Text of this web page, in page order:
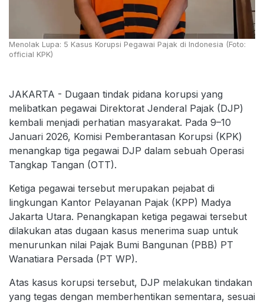
Menolak Lupa: 5 Kasus Korupsi Pegawai Pajak di Indonesia (Foto:
official KPK)
JAKARTA - Dugaan tindak pidana korupsi yang
melibatkan pegawai Direktorat Jenderal Pajak (DJP)
kembali menjadi perhatian masyarakat. Pada 9–10
Januari 2026, Komisi Pemberantasan Korupsi (KPK)
menangkap tiga pegawai DJP dalam sebuah Operasi
Tangkap Tangan (OTT).
Ketiga pegawai tersebut merupakan pejabat di
lingkungan Kantor Pelayanan Pajak (KPP) Madya
Jakarta Utara. Penangkapan ketiga pegawai tersebut
dilakukan atas dugaan kasus menerima suap untuk
menurunkan nilai Pajak Bumi Bangunan (PBB) PT
Wanatiara Persada (PT WP).
Atas kasus korupsi tersebut, DJP melakukan tindakan
yang tegas dengan memberhentikan sementara, sesuai